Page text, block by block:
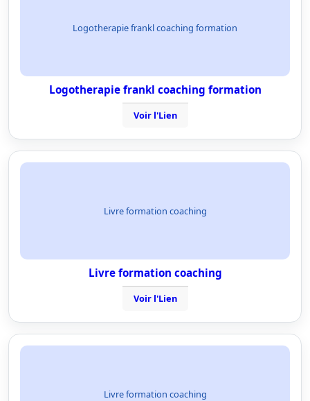
Logotherapie frankl coaching formation
Logotherapie frankl coaching formation
Voir l'Lien
Livre formation coaching
Livre formation coaching
Voir l'Lien
Livre formation coaching